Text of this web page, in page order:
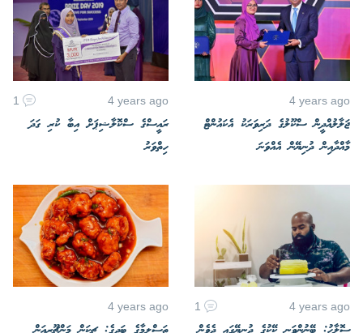
4 years ago
ޖަލާލުއްދީން ސްކޫލުގެ ދަރިވަރަކު އެކައުންޓް
މާއްދާއިން ދުނިޔޭން އެއްވަނަ
4 years ago
1
ރައީސްގެ ސްކޮލާޝިޕަށް އިބާ ކުރި ގަދަ
ހިތްވަރު
4 years ago
1
4 years ago